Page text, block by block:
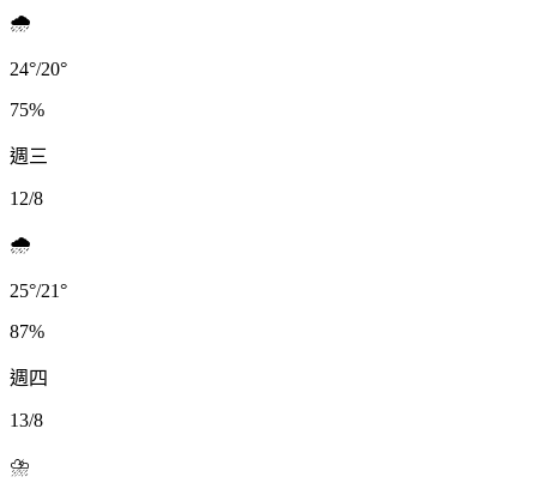
🌧️
24°/20°
75%
週三
12/8
🌧️
25°/21°
87%
週四
13/8
⛈️